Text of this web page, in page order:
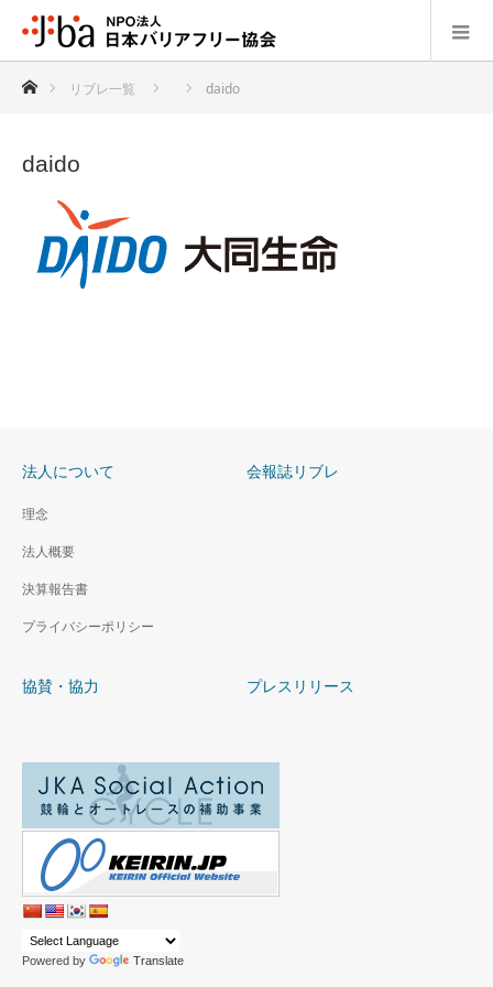
ホームリブレ一覧 daido
daido
法人について
理念
法人概要
決算報告書
プライバシーポリシー
会報誌リブレ
協賛・協力 プレスリリース
Powered by Translate